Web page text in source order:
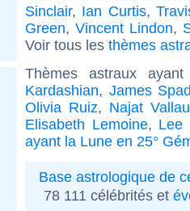
Sinclair, Ian Curtis,
Green, Vincent Lindon,
Voir tous les thèmes
Thèmes astraux
Kardashian, James
Olivia Ruiz, Najat
Elisabeth Lemoine, Lee
ayant la Lune en 25°
Base astrologique de
78 111 célébrités et